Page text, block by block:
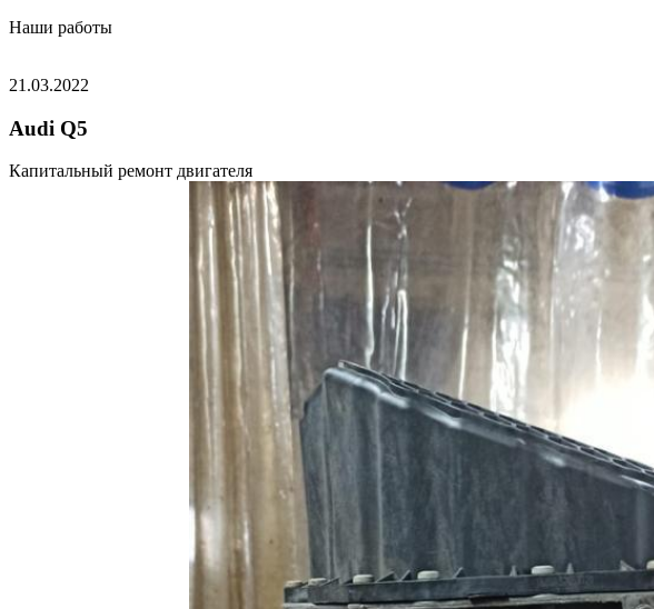
Наши работы
21.03.2022
Audi Q5
Капитальный ремонт двигателя